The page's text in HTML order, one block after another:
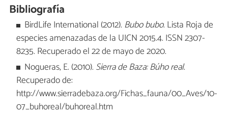
Bibliografía
BirdLife International (2012). Bubo bubo. Lista Roja de
especies amenazadas de la UICN 2015.4. ISSN 2307-
8235. Recuperado el 22 de mayo de 2020.
Nogueras, E. (2010). Sierra de Baza: Búho real.
Recuperado de:
http://www.sierradebaza.org/Fichas_fauna/00_Aves/10-
07_buhoreal/buhoreal.htm